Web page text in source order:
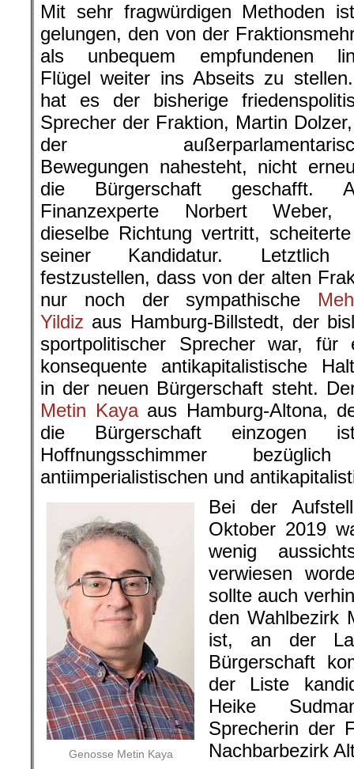
Mit sehr fragwürdigen Methoden
gelungen, den von der
als unbequem empfundenen
Flügel weiter ins Abseits zu
hat es der bisherige
Sprecher der Fraktion, Martin
der
Bewegungen nahesteht, nicht
die Bürgerschaft geschafft.
Finanzexperte Norbert Weber,
dieselbe Richtung vertritt,
seiner Kandidatur.
festzustellen, dass von der alten
nur noch der sympathische
Yildiz aus Hamburg-Billstedt, der
sportpolitischer Sprecher war, für
konsequente antikapitalistische
in der neuen Bürgerschaft steht.
Metin Kayaaus Hamburg-Altona,
die Bürgerschaft einzogen
Hoffnungsschimmer
antiimperialistischen und
Genosse Metin Kaya
Bei der
Oktober 2019
wenig
verwiesen
sollte auch
den Wahlbezirk
ist, an der
Bürgerschaft
der Liste
Heike
Sprecherin der
Nachbarbezirk